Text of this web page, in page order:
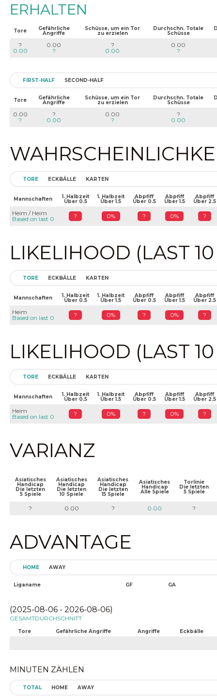
ERHALTEN
Tore Gefährliche
Angriffe
Schüsse, um ein Tor
zu erzielen
Durchschn. Totale
Schüsse
?
0.00
0.00
?
?
0.00
0.00
?
FIRST-HALF SECOND-HALF
Tore Gefährliche
Angriffe
Schüsse, um ein Tor
zu erzielen
Durchschn. Totale
Schüsse
0.00
?
?
0.00
0.00
?
?
0.00
TORE ECKBÄLLE KARTEN
Mannschaften 1. Halbzeit
Über 0.5
1. Halbzeit
Über 1.5
Abpfiff
Über 0.5
Abpfiff
Über 1.5
Abpfiff
Über 2.5
Heim / Heim
Based on last 0
? 0% ? 0% ?
LIKELIHOOD (LAST
TORE ECKBÄLLE KARTEN
Mannschaften 1. Halbzeit
Über 0.5
1. Halbzeit
Über 1.5
Abpfiff
Über 0.5
Abpfiff
Über 1.5
Abpfiff
Über 2.5
Heim
Based on last 0
? 0% ? 0% ?
LIKELIHOOD (LAST
TORE ECKBÄLLE KARTEN
Mannschaften 1. Halbzeit
Über 0.5
1. Halbzeit
Über 1.5
Abpfiff
Über 0.5
Abpfiff
Über 1.5
Abpfiff
Über 2.5
Heim
Based on last 0
? 0% ? 0% ?
VARIANZ
Asiatisches
Handicap
Die letzten
5 Spiele
Asiatisches
Handicap
Die letzten
10 Spiele
Asiatisches
Handicap
Die letzten
15 Spiele
Asiatisches
Handicap
Alle Spiele
Torlinie
Die letzten
5 Spiele
? 0.00 ? 0.00 ?
ADVANTAGE
HOME AWAY
Liganame GF GA
(2025-08-06 - 2026-08-06)
GESAMTDURCHSCHNITT
Tore Gefährliche Angriffe Angriffe Eckbälle
MINUTEN ZÄHLEN
TOTAL HOME AWAY